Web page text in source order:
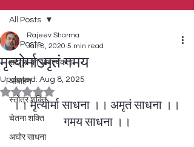
All Posts
सदगुरु की आवश्यकता
आवाहन
स्तोत्र शक्ति
चेतना शक्ति
अघोर साधना
All Posts
मृत्योर्माऽमृतं गमय
Rajeev Sharma
Jan 8, 2020 5 min read
Updated: Aug 8, 2025
Rated NaN out of 5 stars.
।। मृत्योर्मा साधना ।। अमृतं साधना ।।
गमय साधना ।।